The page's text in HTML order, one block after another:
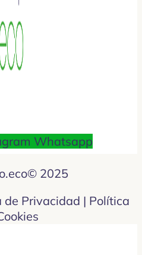
Whatsapp
2025
Privacidad | Política